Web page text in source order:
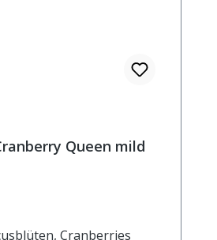
Queen mild
Cranberries